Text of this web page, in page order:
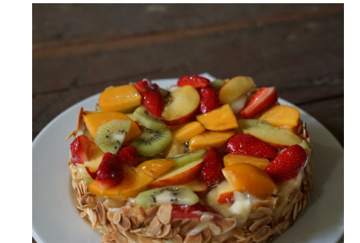
Bildergalerie überspringen